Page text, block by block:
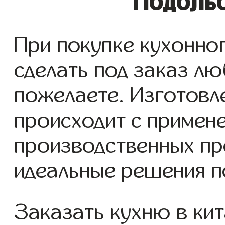
При покупке
сделать под заказ
пожелаете.
происходит с
производственных
идеальные решения
Заказать кухню в